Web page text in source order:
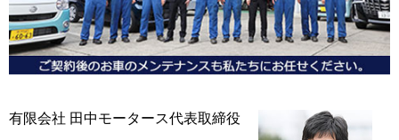
有限会社 田中モータース代表取締役